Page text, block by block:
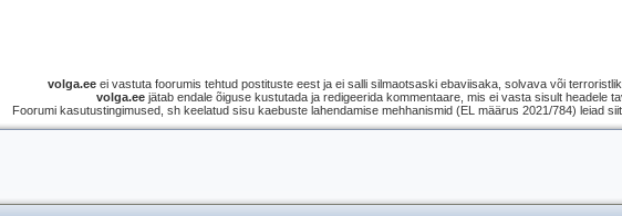
volga.eeei vastuta foorumis tehtud postituste eest ja ei salli silmaotsaski ebaviisaka, solvava või
volga.eejätab endale õiguse kustutada ja redigeerida kommentaare, mis ei vasta sisult headele
Foorumi kasutustingimused, sh keelatud sisu kaebuste lahendamise mehhanismid (EL määrus 2021/784) leiad